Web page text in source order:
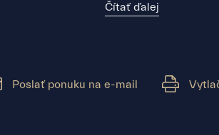
Čítať ďalej
Poslať ponuku na e-mail